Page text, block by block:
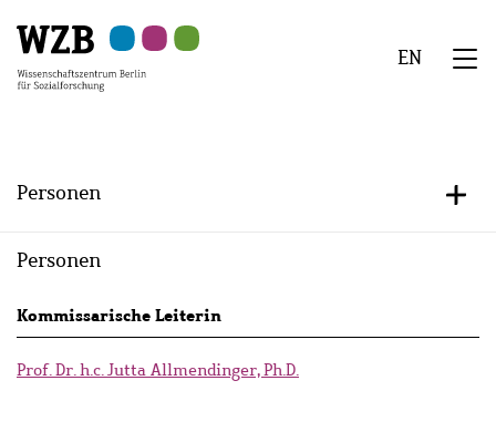
Hauptinhalt
springen
Navigation
springen
Suche
springen
Sekundärnavigation
springen
Fußzeile
springen
EN
Personen +/-
Personen
Persons
lists
Kommissarische Leiterin
Prof. Dr. h.c. Jutta Allmendinger, Ph.D.